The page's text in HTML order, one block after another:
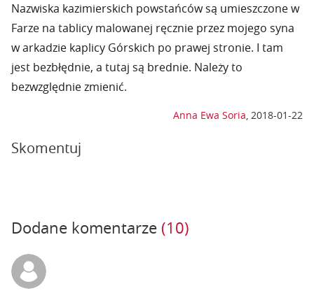
Nazwiska kazimierskich powstańców są umieszczone w
Farze na tablicy malowanej ręcznie przez mojego syna
w arkadzie kaplicy Górskich po prawej stronie. I tam
jest bezbłędnie, a tutaj są brednie. Należy to
bezwzględnie zmienić.
Anna Ewa Soria, 2018-01-22
Skomentuj
Dodane komentarze (10)